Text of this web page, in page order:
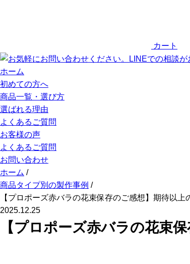
カート
ホーム
初めての方へ
商品一覧・選び方
選ばれる理由
よくあるご質問
お客様の声
よくあるご質問
お問い合わせ
ホーム /
商品タイプ別の製作事例 /
【プロポーズ赤バラの花束保存のご感想】期待以上
2025.12.25
【プロポーズ赤バラの花束